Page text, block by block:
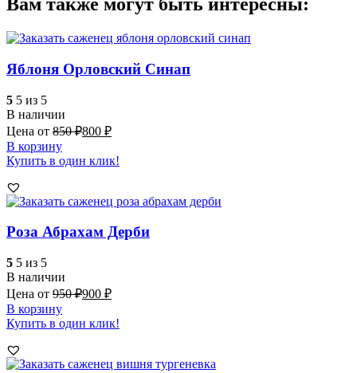
Вам также могут быть интересны:
Яблоня Орловский Синап
5 5 из 5
В наличии
Цена от 850₽800 ₽
В корзину
Купить в один клик!
Роза Абрахам Дерби
5 5 из 5
В наличии
Цена от 950₽900 ₽
В корзину
Купить в один клик!